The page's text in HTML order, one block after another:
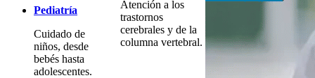
Pediatría
Cuidado de
niños, desde
bebés hasta
adolescentes.
Atención a los
trastornos
cerebrales y de la
columna vertebral.